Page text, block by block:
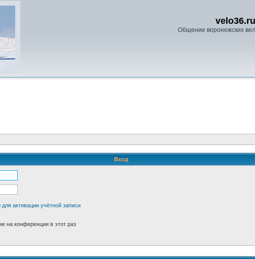
velo36.ru
Общение воронежских
Вход
активации учётной записи
на конференции в этот раз